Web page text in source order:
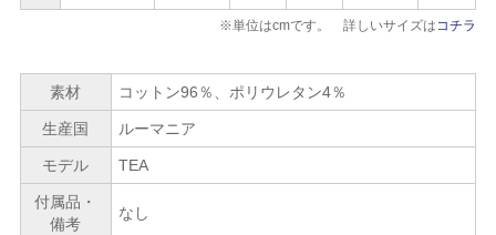
※単位はcmです。 詳しいサイズは コチラ
素材 コットン96％、ポリウレタン4％
生産国 ルーマニア
モデル TEA
付属品・
備考
なし